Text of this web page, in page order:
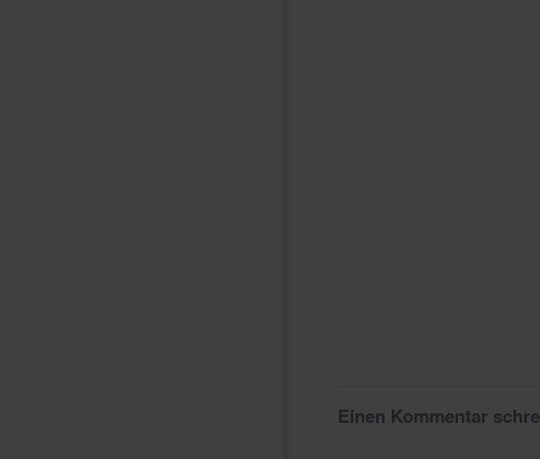
Einen Kommentar